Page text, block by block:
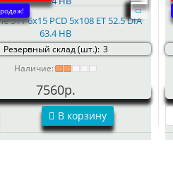
511 6x15 PCD 5x108 ET 52.5 DIA
63.4 HB
Резервный склад (шт.): 3
Наличие:
7560р.
В корзину